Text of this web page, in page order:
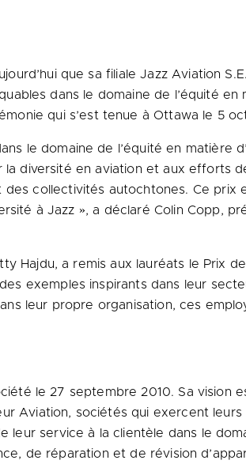
que sa filiale Jazz Aviation
dans le domaine de l’équité en
qui s’est tenue àOttawa le 5
le domaine de l’équité en matière
la diversité en aviation et aux efforts
collectivités autochtones. Ce prix
à Jazz », a déclaré Colin Copp,
Hajdu, a remis aux lauréats le Prix de
exemples inspirants dans leur
leur propre organisation, ces
le 27 septembre 2010. Sa vision
Aviation, sociétés qui exercent leurs
leur service à la clientèle dans le
de réparation et de révision